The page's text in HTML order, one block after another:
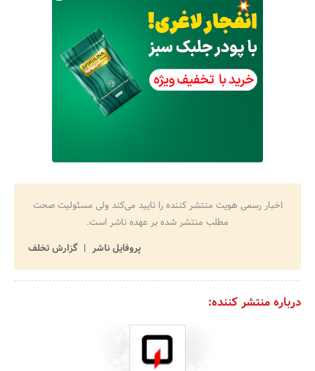
اخبار رسمی هویت منتشر کننده را تایید می‌کند ولی مسئولیت صحت
مطلب منتشر شده بر عهده ناشر است.
پروفایل ناشر
گزارش تخلف
درباره منتشر کننده: